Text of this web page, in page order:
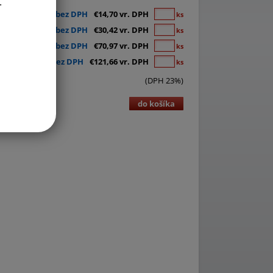
€11,95 bez DPH €14,70 vr. DPH ks
€24,73 bez DPH €30,42 vr. DPH ks
€57,70 bez DPH €70,97 vr. DPH ks
€98,91 bez DPH €121,66 vr. DPH ks
(DPH 23%)
do košíka